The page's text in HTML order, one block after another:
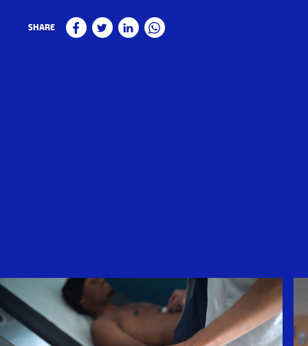
Share FacebookTwitterLinkedinWhatsApp